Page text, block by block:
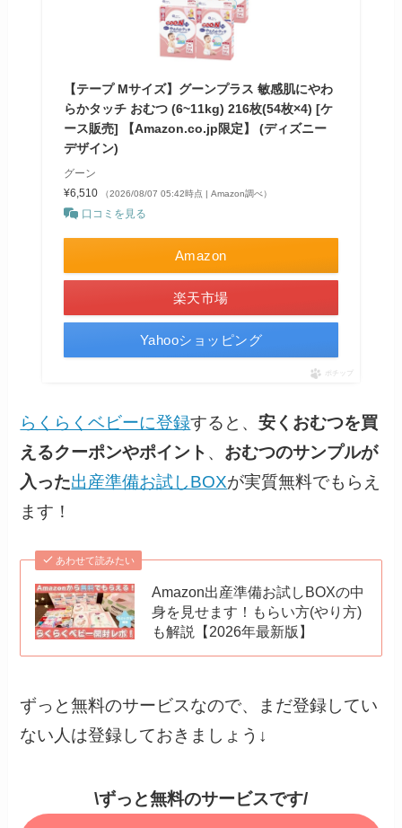
【テープ Mサイズ】グーンプラス 敏感肌にやわ
らかタッチ おむつ (6~11kg) 216枚(54枚×4) [ケ
ース販売] 【Amazon.co.jp限定】 (ディズニー
デザイン)
グーン
¥6,510
（2026/08/07 05:42時点 | Amazon調べ）
口コミを見る
Amazon
楽天市場
Yahooショッピング
ポチップ
らくらくベビーに登録すると、安くおむつを買
えるクーポンやポイント 、 おむつのサンプルが
入った出産準備お試しBOXが実質無料でもらえ
ます！
あわせて読みたい
Amazon出産準備お試しBOXの中
身を見せます！もらい方(やり方)
も解説【2026年最新版】
ずっと無料のサービスなので、まだ登録してい
ない人は登録しておきましょう↓
\ずっと無料のサービスです/